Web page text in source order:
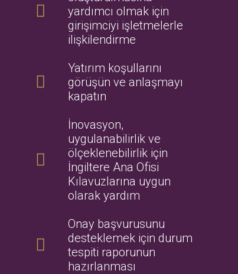
yardımcı olmak için
girişimciyi işletmelerle
ilişkilendirme
Yatırım koşullarını
görüşün ve anlaşmayı
kapatın
İnovasyon,
uygulanabilirlik ve
ölçeklenebilirlik için
İngiltere Ana Ofisi
Kılavuzlarına uygun
olarak yardım
Onay başvurusunu
desteklemek için durum
tespiti raporunun
hazırlanması